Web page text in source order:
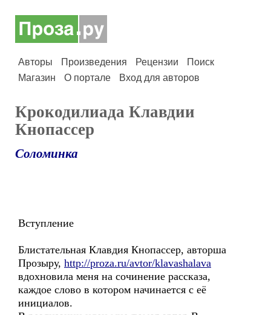
Авторы Произведения Рецензии
Поиск
Магазин
О портале Вход для авторов
Крокодилиада Клавдии
Кнопассер
Соломинка
Вступление
Блистательная Клавдия Кнопассер, авторша
Прозыру, http://proza.ru/avtor/klavashalava
вдохновила меня на сочинение рассказа,
каждое слово в котором начинается с её
инициалов.